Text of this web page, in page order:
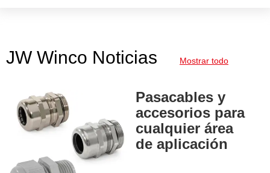
JW Winco Noticias Mostrar todo
Pasacables y
accesorios para
cualquier área
de aplicación